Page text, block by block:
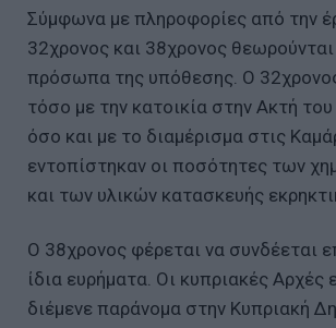
Σύμφωνα με πληροφορίες από την
32χρονος και 38χρονος
πρόσωπα της υπόθεσης. Ο
τόσο με την κατοικία στην Ακτή
όσο και με το διαμέρισμα στις
εντοπίστηκαν οι ποσότητες των
και των υλικών κατασκευής
Ο 38χρονος φέρεται να συνδέεται
ίδια ευρήματα. Οι κυπριακές Αρχές
διέμενε παράνομα στην Κυπριακή